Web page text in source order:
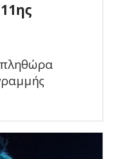
πληθώρα